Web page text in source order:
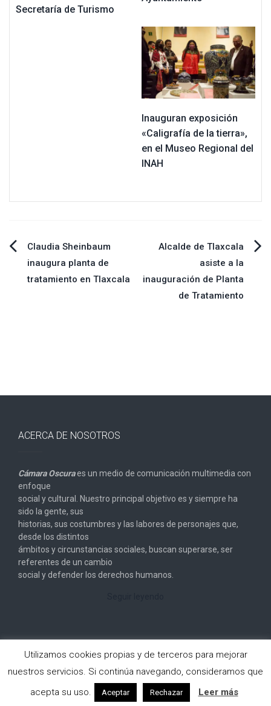
Secretaría de Turismo
Inauguran exposición
«Caligrafía de la tierra»,
en el Museo Regional del
INAH
Navegación
de
Claudia Sheinbaum
inaugura planta de
tratamiento en Tlaxcala
Alcalde de Tlaxcala
asiste a la
inauguración de Planta
de Tratamiento
ACERCA DE NOSOTROS
Cámara Oscuraes un medio de comunicación multimedia con
enfoque
social y cultural. Nuestro principal objetivo es y siempre ha
sido la gente, sus
historias, sus costumbres y las labores de personajes que,
desde los distintos
ámbitos y circunstancias sociales, buscan superarse, ser
referentes de un cambio
social y defender los derechos humanos.
Copyright © 2026Cámara Oscura. All rights reserved.
Designed by
FameThemes
Utilizamos cookies propias y de terceros para mejorar
nuestros servicios. Si continúa navegando, consideramos que
acepta su uso.
Aceptar Rechazar Leer más